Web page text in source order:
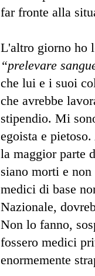
far fronte alla
L'altro giorno ho
“prelevare
che lui e i suoi
che avrebbe
stipendio. Mi
egoista e
la maggior parte
siano morti e
medici di base
Nazionale,
Non lo fanno,
fossero medici
enormemente